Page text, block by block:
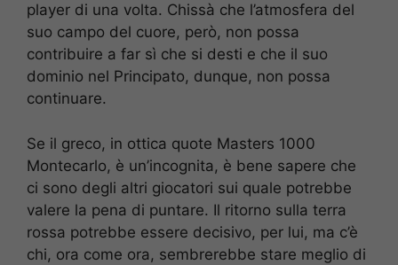
player di una volta. Chissà che l’atmosfera del
suo campo del cuore, però, non possa
contribuire a far sì che si desti e che il suo
dominio nel Principato, dunque, non possa
continuare.
Se il greco, in ottica quote Masters 1000
Montecarlo, è un’incognita, è bene sapere che
ci sono degli altri giocatori sui quale potrebbe
valere la pena di puntare. Il ritorno sulla terra
rossa potrebbe essere decisivo, per lui, ma c’è
chi, ora come ora, sembrerebbe stare meglio di